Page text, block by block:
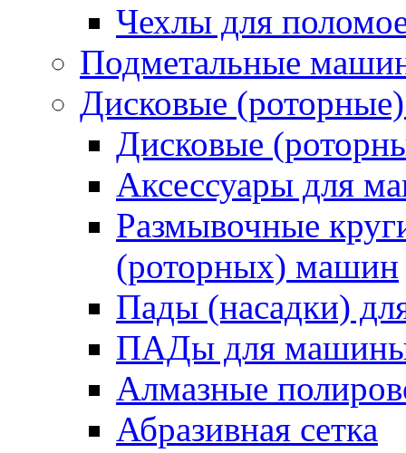
Чехлы для
Подметальные
Дисковые
Дисковые
Аксессуары для
Размывочные
(роторных) машин
Пады (насадки)
ПАДы для
Алмазные
Абразивная сетка